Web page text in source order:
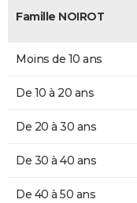
Famille NOIROT
Moins de 10 ans
De 10 à 20 ans
De 20 à 30 ans
De 30 à 40 ans
De 40 à 50 ans